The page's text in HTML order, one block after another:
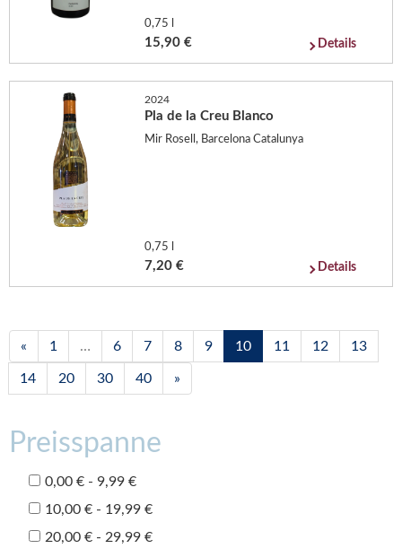
0,75 l
15,90 € Details
2024
Pla de la Creu Blanco
Mir Rosell, Barcelona Catalunya
0,75 l
7,20 € Details
« 1 … 6 7 8 9 10 11 12 13
14 20 30 40 »
Preisspanne
0,00 € - 9,99 €
10,00 € - 19,99 €
20,00 € - 29,99 €